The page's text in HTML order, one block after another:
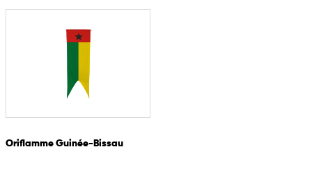
Oriflamme Guinée-Bissau